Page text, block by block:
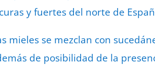
y fuertes del norte de
mieles se mezclan con
de posibilidad de la